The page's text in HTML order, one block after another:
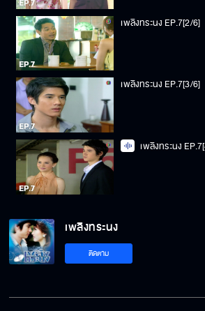
เพลิงทระนง EP.7[2/6]
เพลิงทระนง EP.7[3/6]
เพลิงทระนง
เพลิงทระนง
ติดตาม